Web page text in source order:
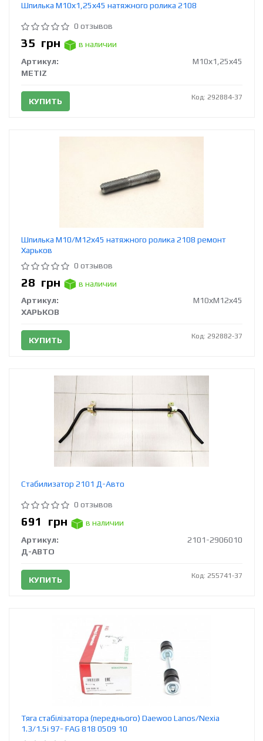
Шпилька М10х1,25х45 натяжного ролика 2108
0 отзывов
35 грн
в наличии
Артикул:
М10х1,25х45
METIZ
КУПИТЬ Код: 292884-37
Шпилька М10/М12х45 натяжного ролика 2108 ремонт
Харьков
0 отзывов
28 грн
в наличии
Артикул:
М10хМ12х45
ХАРЬКОВ
КУПИТЬ Код: 292882-37
Стабилизатор 2101 Д-Авто
0 отзывов
691 грн
в наличии
Артикул:
2101-2906010
Д-АВТО
КУПИТЬ Код: 255741-37
Тяга стабілізатора (переднього) Daewoo Lanos/Nexia
1.3/1.5i 97- FAG 818 0509 10